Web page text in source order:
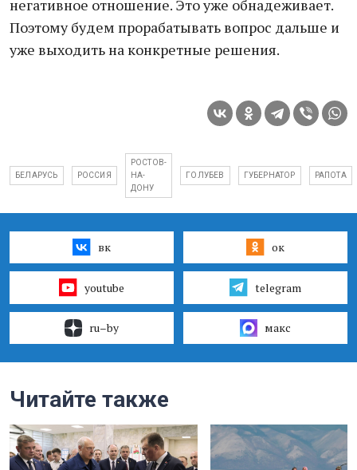
негативное отношение. Это уже обнадеживает.
Поэтому будем прорабатывать вопрос дальше и
уже выходить на конкретные решения.
БЕЛАРУСЬ РОССИЯ
РОСТОВ-
НА-
ДОНУ
ГОЛУБЕВ ГУБЕРНАТОР РАПОТА
вк ок
youtube telegram
ru–by макс
Читайте также